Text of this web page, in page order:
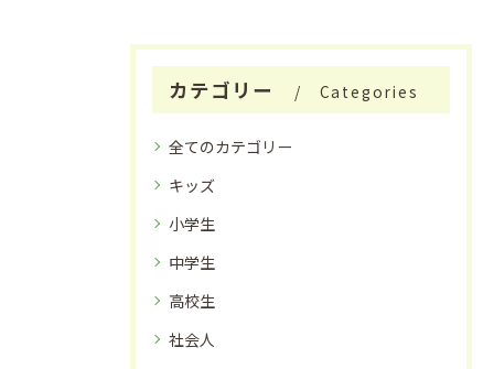
カテゴリー Categories
全てのカテゴリー
キッズ
小学生
中学生
高校生
社会人